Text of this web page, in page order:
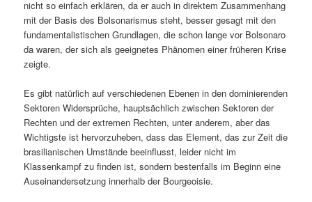
nicht so einfach erklären, da er auch in direktem Zusammenhang
mit der Basis des Bolsonarismus steht, besser gesagt mit den
fundamentalistischen Grundlagen, die schon lange vor Bolsonaro
da waren, der sich als geeignetes Phänomen einer früheren Krise
zeigte.
Es gibt natürlich auf verschiedenen Ebenen in den dominierenden
Sektoren Widersprüche, hauptsächlich zwischen Sektoren der
Rechten und der extremen Rechten, unter anderem, aber das
Wichtigste ist hervorzuheben, dass das Element, das zur Zeit die
brasilianischen Umstände beeinflusst, leider nicht im
Klassenkampf zu finden ist, sondern bestenfalls im Beginn eine
Auseinandersetzung innerhalb der Bourgeoisie.